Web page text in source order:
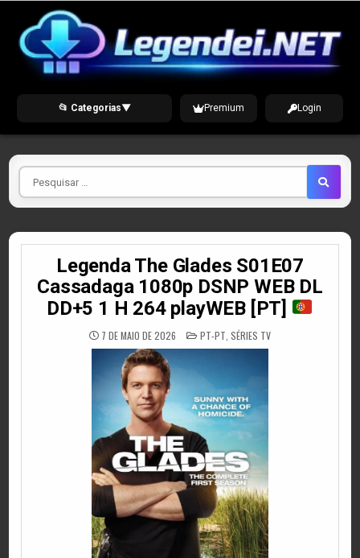
content
📂 Categorias▼ Premium Login
Pesquisar
por
Legenda The Glades S01E07
Cassadaga 1080p DSNP WEB DL
DD+5 1 H 264 playWEB [PT]
7 DE MAIO DE 2026 POSTED
IN
PT-PT SÉRIES TV